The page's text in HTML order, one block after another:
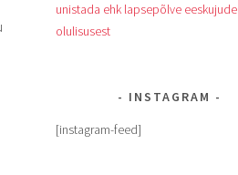
unistada ehk lapsepõlve eeskujude
olulisusest
INSTAGRAM
[instagram-feed]